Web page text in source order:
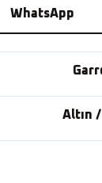
WhatsApp
Altın